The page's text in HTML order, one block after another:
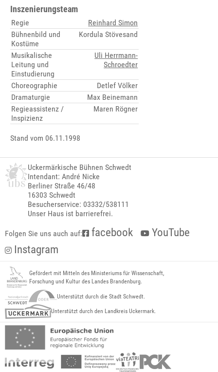
Inszenierungsteam
Regie
Reinhard Simon
Bühnenbild und
Kostüme
Kordula Stövesand
Musikalische
Leitung und
Einstudierung
Uli Herrmann-
Schroedter
Choreographie
Detlef Völker
Dramaturgie
Max Beinemann
Regieassistenz /
Inspizienz
Maren Rögner
Stand vom 06.11.1998
Uckermärkische Bühnen Schwedt
Intendant: André Nicke
Berliner Straße 46/48
16303 Schwedt
Besucherservice: 03332/538111
Unser Haus ist barrierefrei.
Folgen Sie uns auch auf: facebook
YouTube
Instagram
Gefördert mit Mitteln des Ministeriums für Wissenschaft,
Forschung und Kultur des Landes Brandenburg.
Unterstützt durch die Stadt Schwedt.
Unterstützt durch den Landkreis Uckermark.